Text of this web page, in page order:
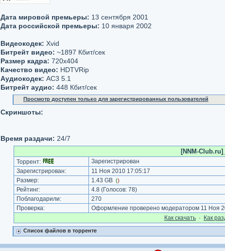
Дата мировой премьеры: 13 сентября 2001
Дата российской премьеры: 10 января 2002
Видеокодек: Xvid
Битрейт видео: ~1897 Кбит/сек
Размер кадра: 720x404
Качество видео: HDTVRip
Аудиокодек: AC3 5.1
Битрейт аудио: 448 Кбит/сек
Просмотр доступен только для зарегистрированных пользователей
Скриншоты:
Время раздачи: 24/7
[NNM-
Торрент:
Зарегистрирован
Зарегистрирован:
11 Ноя 2010 17:05:17
Размер:
1.43 GB ()
Рейтинг: 4.8 (Голосов: 78)
Поблагодарили:
270
Проверка:
Оформление проверено модератором 11 Ноя
Как cкачать · Как
Список файлов в торренте